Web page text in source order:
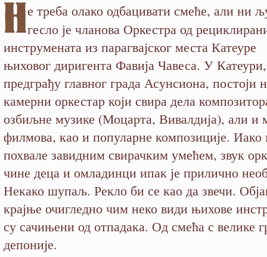
е треба олако одбацивати смеће, али ни
гесло је чланова Оркестра од
инструмената из парагвајског места Катеуре
њиховог диригента Фавија Чавеса. У Катеури,
предграђу главног града Асунсиона, постоји
камерни оркестар који свира дела
озбиљне музике (Моцарта, Вивалдија), али и
филмова, као и популарне композиције. Иако
похвале завидним свирачким умећем, звук
чине деца и омладинци ипак је прилично
Некако шупаљ. Рекло би се као да звечи.
крајње очигледно чим неко види њихове
су сачињени од отпадака. Од смећа с велике
депоније.